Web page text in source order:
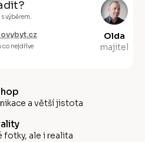
výběrem.
nejdříve
Olda
majitel
a větší jistota
fotky, ale i realita